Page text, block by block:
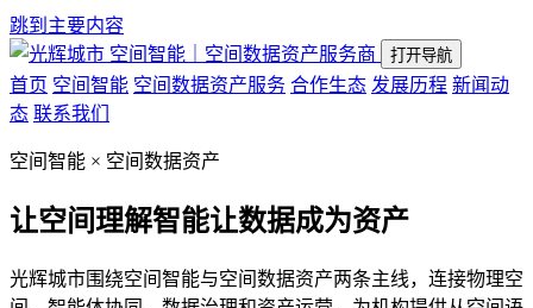
跳到主要内容
空间智能｜空间数据资产服务商
打开导航
首页 空间智能 空间数据资产服务 合作生态 发展历程 新闻动
态 联系我们
空间智能 × 空间数据资产
让空间理解智能让数据成为资产
光辉城市围绕空间智能与空间数据资产两条主线，连接物理空